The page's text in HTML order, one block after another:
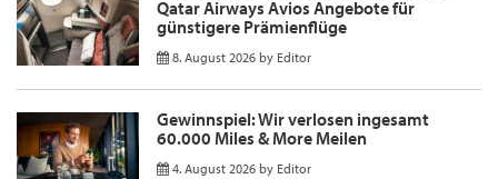
Qatar Airways Avios Angebote für
günstigere Prämienflüge
8. August 2026 by Editor
Gewinnspiel: Wir verlosen ingesamt
60.000 Miles & More Meilen
4. August 2026 by Editor